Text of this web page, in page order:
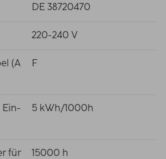
DE 38720470
220-240 V
(A
F
Ein-
5 kWh/1000h
für
15000 h